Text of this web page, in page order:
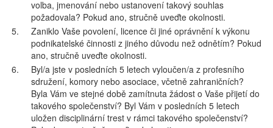
volba, jmenování nebo ustanovení takový souhlas
požadovala? Pokud ano, stručně uveďte okolnosti.
5.
Zaniklo Vaše povolení, licence či jiné oprávnění k výkonu
podnikatelské činnosti z jiného důvodu než odnětím? Pokud
ano, stručně uveďte okolnosti.
6.
Byl/a jste v posledních 5 letech vyloučen/a z profesního
sdružení, komory nebo asociace, včetně zahraničních?
Byla Vám ve stejné době zamítnuta žádost o Vaše přijetí do
takového společenství? Byl Vám v posledních 5 letech
uložen disciplinární trest v rámci takového společenství?